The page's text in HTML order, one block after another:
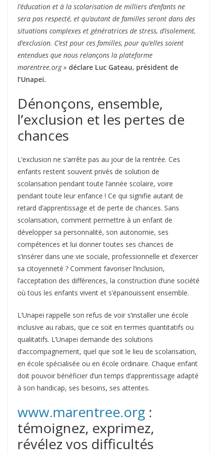
l’éducation et à la scolarisation de milliers d’enfants ne
sera pas respecté, et qu’autant de familles seront dans des
situations complexes et génératrices de stress, d’isolement,
d’exclusion. C’est pour ces familles, pour qu’elles soient
entendues que nous relançons la plateforme
marentree.org » déclare Luc Gateau, président de
l’Unapei.
Dénonçons, ensemble,
l’exclusion et les pertes de
chances
L’exclusion ne s’arrête pas au jour de la rentrée. Ces
enfants restent souvent privés de solution de
scolarisation pendant toute l’année scolaire, voire
pendant toute leur enfance ! Ce qui signifie autant de
retard d’apprentissage et de perte de chances. Sans
scolarisation, comment permettre à un enfant de
développer sa personnalité, son autonomie, ses
compétences et lui donner toutes ses chances de
s’insérer dans une vie sociale, professionnelle et d’exercer
sa citoyenneté ? Comment favoriser l’inclusion,
l’acceptation des différences, la construction d’une société
où tous les enfants vivent et s’épanouissent ensemble.
L’Unapei rappelle son refus de voir s’installer une école
inclusive au rabais, que ce soit en termes quantitatifs ou
qualitatifs. L’Unapei demande des solutions
d’accompagnement, quel que soit le lieu de scolarisation,
en école spécialisée ou en école ordinaire. Chaque enfant
doit pouvoir bénéficier d’un temps d’apprentissage adapté
à son handicap, ses besoins, ses attentes.
www.marentree.org :
témoignez, exprimez,
révélez vos difficultés